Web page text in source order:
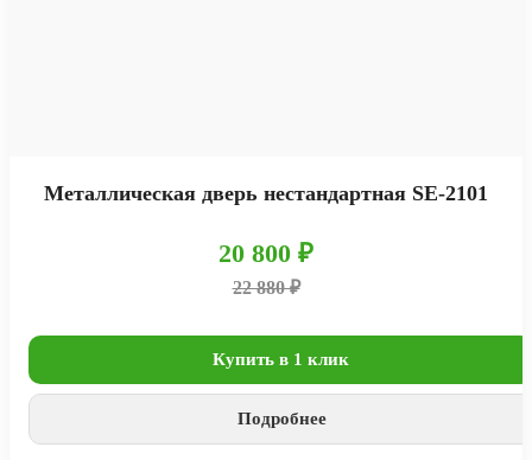
Металлическая дверь нестандартная SE-2101
20 800 ₽
22 880 ₽
Купить в 1 клик
Подробнее